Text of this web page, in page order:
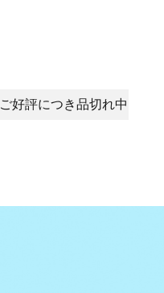
ご好評につき品切れ中